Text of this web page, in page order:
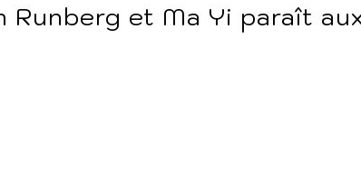
Runberg et Ma Yi paraît